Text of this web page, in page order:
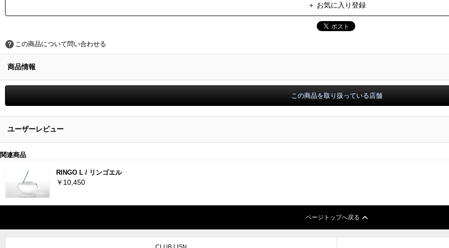
＋ お気に入り登録
この商品について問い合わせる
商品情報
ユーザーレビュー
関連商品
RINGO L / リンゴエル
￥10,450
ページトップへ戻る